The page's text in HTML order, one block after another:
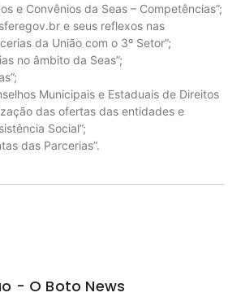
e Convênios da Seas – Competências”;
e seus reflexos nas
da União com o 3º Setor”;
no âmbito da Seas”;
Municipais e Estaduais de Direitos
das ofertas das entidades e
Social”;
das Parcerias”.
- O Boto News